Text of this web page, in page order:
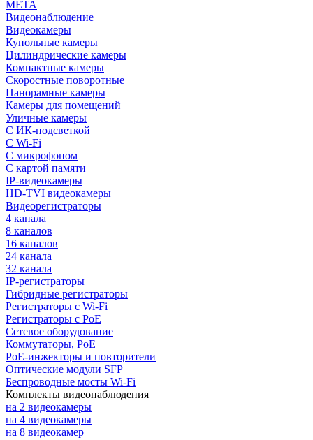
МЕТА
Видеонаблюдение
Видеокамеры
Купольные камеры
Цилиндрические камеры
Компактные камеры
Скоростные поворотные
Панорамные камеры
Камеры для помещений
Уличные камеры
С ИК-подсветкой
С Wi-Fi
С микрофоном
С картой памяти
IP-видеокамеры
HD-TVI видеокамеры
Видеорегистраторы
4 канала
8 каналов
16 каналов
24 канала
32 канала
IP-регистраторы
Гибридные регистраторы
Регистраторы с Wi-Fi
Регистраторы с PoE
Сетевое оборудование
Коммутаторы, PoE
PoE-инжекторы и повторители
Оптические модули SFP
Беспроводные мосты Wi-Fi
Комплекты видеонаблюдения
на 2 видеокамеры
на 4 видеокамеры
на 8 видеокамер